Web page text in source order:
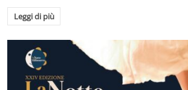
Leggi di più